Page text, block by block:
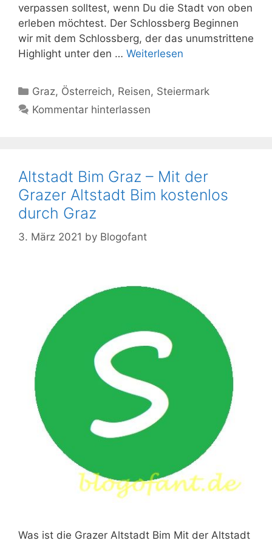
verpassen solltest, wenn Du die Stadt von oben
erleben möchtest. Der Schlossberg Beginnen
wir mit dem Schlossberg, der das unumstrittene
Highlight unter den … Weiterlesen
Kategorien
Graz, Österreich, Reisen, Steiermark
Kommentar hinterlassen
Altstadt Bim Graz – Mit der
Grazer Altstadt Bim kostenlos
durch Graz
3. März 2021 by Blogofant
Was ist die Grazer Altstadt Bim Mit der Altstadt